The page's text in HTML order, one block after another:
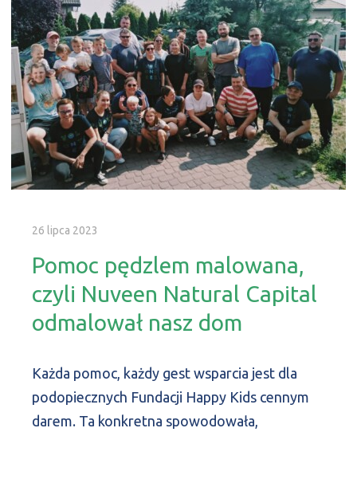
26 lipca 2023
Pomoc pędzlem malowana,
czyli Nuveen Natural Capital
odmalował nasz dom
Każda pomoc, każdy gest wsparcia jest dla
podopiecznych Fundacji Happy Kids cennym
darem. Ta konkretna spowodowała,